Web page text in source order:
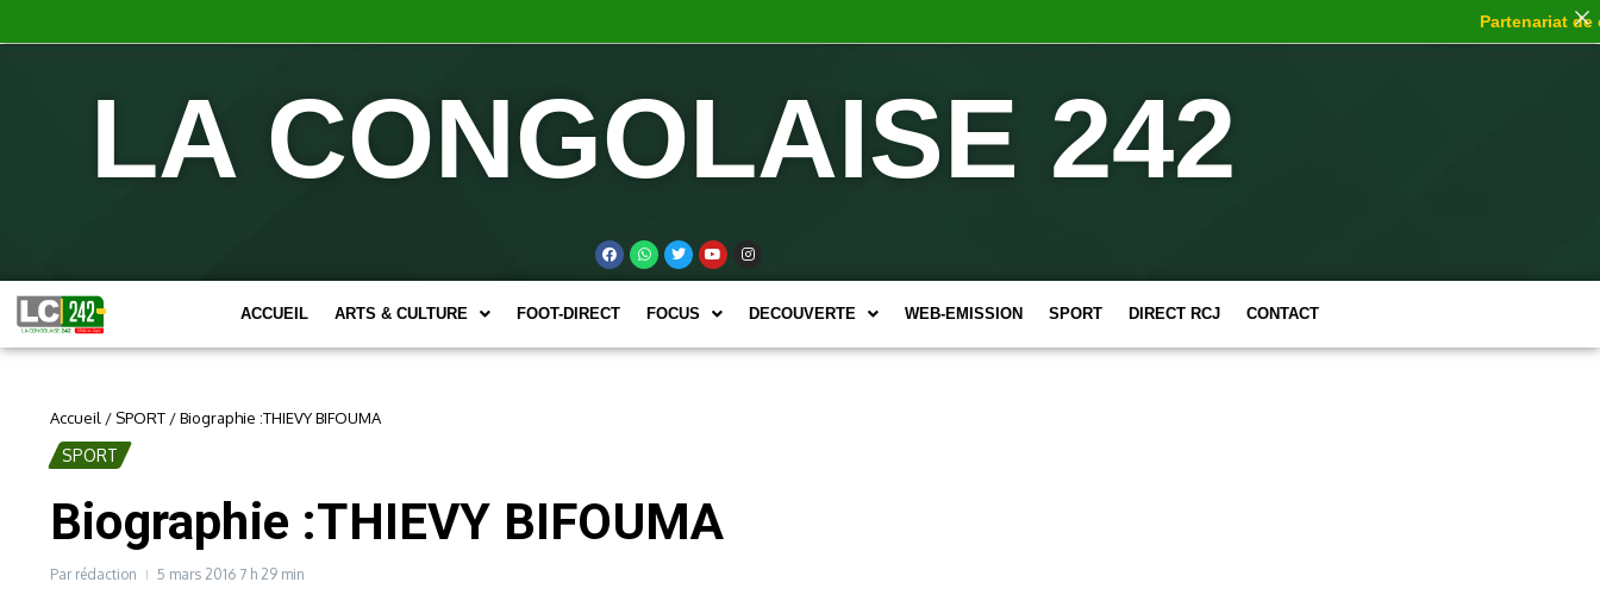
LA CONGOLAISE 242
ACCUEIL ARTS & CULTURE FOOT-DIRECT FOCUS DECOUVERTE WEB-EMISSION SPORT DIRECT RCJ CONTACT
Accueil / SPORT /Biographie :THIEVY BIFOUMA
SPORT
Biographie :THIEVY BIFOUMA
Par rédaction 5 mars 2016 7 h 29 min
Partenariat de choc